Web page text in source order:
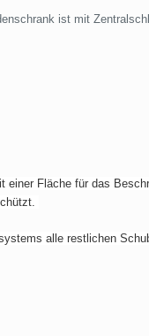
ist mit
Fläche für das
alle restlichen